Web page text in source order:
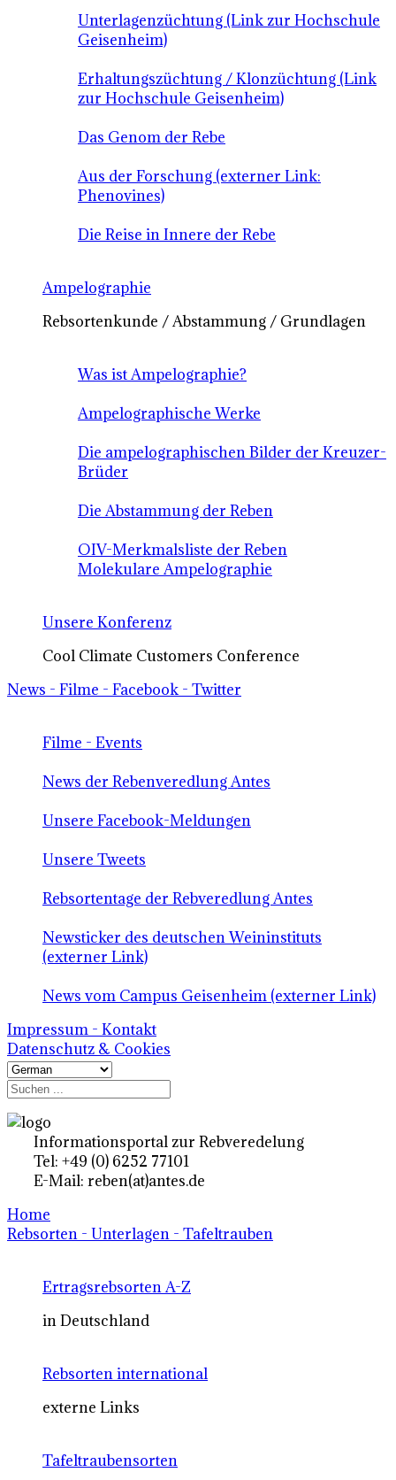
Unterlagenzüchtung (Link zur Hochschule
Geisenheim)
Erhaltungszüchtung / Klonzüchtung (Link
zur Hochschule Geisenheim)
Das Genom der Rebe
Aus der Forschung (externer Link:
Phenovines)
Die Reise in Innere der Rebe
Ampelographie
Rebsortenkunde / Abstammung / Grundlagen
Was ist Ampelographie?
Ampelographische Werke
Die ampelographischen Bilder der Kreuzer-
Brüder
Die Abstammung der Reben
OIV-Merkmalsliste der Reben
Molekulare Ampelographie
Unsere Konferenz
Cool Climate Customers Conference
News - Filme - Facebook - Twitter
Filme - Events
News der Rebenveredlung Antes
Unsere Facebook-Meldungen
Unsere Tweets
Rebsortentage der Rebveredlung Antes
Newsticker des deutschen Weininstituts
(externer Link)
News vom Campus Geisenheim (externer Link)
Impressum - Kontakt
Datenschutz & Cookies
Informationsportal zur Rebveredelung
Tel: +49 (0) 6252 77101
E-Mail: reben(at)antes.de
Home
Rebsorten - Unterlagen - Tafeltrauben
Ertragsrebsorten A-Z
in Deutschland
Rebsorten international
externe Links
Tafeltraubensorten